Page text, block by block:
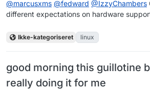
@marcusxms @fedward @IzzyChambers
different expectations on hardware
Ikke-kategoriseret linux
good morning this guillotine
really doing it for me